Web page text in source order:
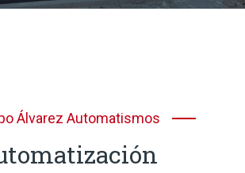
Álvarez Automatismos